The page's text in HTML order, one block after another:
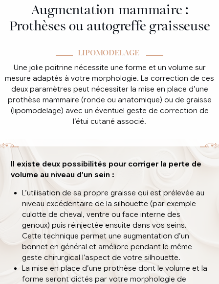
Augmentation mammaire :
Prothèses ou autogreffe graisseuse
LIPOMODELAGE
Une jolie poitrine nécessite une forme et un volume sur
mesure adaptés à votre morphologie. La correction de ces
deux paramètres peut nécessiter la mise en place d’une
prothèse mammaire (ronde ou anatomique) ou de graisse
(lipomodelage) avec un éventuel geste de correction de
l’étui cutané associé.
Il existe deux possibilités pour corriger la perte de
volume au niveau d’un sein :
L’utilisation de sa propre graisse qui est prélevée au
niveau excédentaire de la silhouette (par exemple
culotte de cheval, ventre ou face interne des
genoux) puis réinjectée ensuite dans vos seins.
Cette technique permet une augmentation d’un
bonnet en général et améliore pendant le même
geste chirurgical l’aspect de votre silhouette.
La mise en place d’une prothèse dont le volume et la
forme seront dictés par votre morphologie de